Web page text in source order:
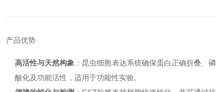
产品优势
高活性与天然构象 ：昆虫细胞表达系统确保蛋白正确折叠、磷
酸化及功能活性，适用于功能性实验。